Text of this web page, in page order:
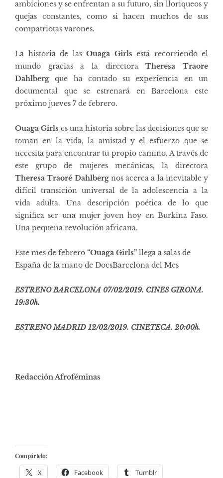
ambiciones y se enfrentan a su futuro, sin lloriqueos y
quejas constantes, como si hacen muchos de sus
compatriotas varones.
La historia de las Ouaga Girls está recorriendo el
mundo gracias a la directoraTheresa Traore
Dahlberg que ha contado su experiencia en un
documental que se estrenará en Barcelona este
próximo jueves 7 de febrero.
Ouaga Girls es una historia sobre las decisiones que se
toman en la vida, la amistad y el esfuerzo que se
necesita para encontrar tu propio camino. A través de
este grupo de mujeres mecánicas, la directora
Theresa Traoré Dahlbergnos acerca a la inevitable y
difícil transición universal de la adolescencia a la
vida adulta. Una descripción poética de lo que
significa ser una mujer joven hoy en Burkina Faso.
Una pequeña revolución africana.
Este mes de febrero “Ouaga Girls” llega a salas de
España de la mano de DocsBarcelona del Mes
ESTRENO BARCELONA 07/02/2019. CINES GIRONA.
19:30h.
ESTRENO MADRID 12/02/2019. CINETECA. 20:00h.
Redacción Afroféminas
Compártelo:
X Facebook Tumblr